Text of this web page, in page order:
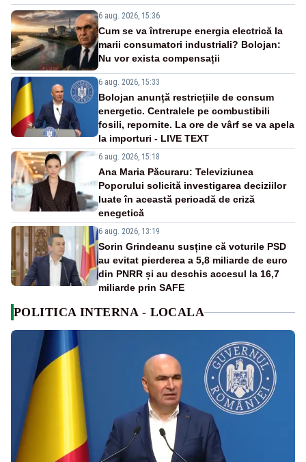
6 aug. 2026, 15:36
Cum se va întrerupe energia electrică la
marii consumatori industriali? Bolojan:
Nu vor exista compensații
6 aug. 2026, 15:33
Bolojan anunță restricțiile de consum
energetic. Centralele pe combustibili
fosili, repornite. La ore de vârf se va apela
la importuri - LIVE TEXT
6 aug. 2026, 15:18
Ana Maria Păcuraru: Televiziunea
Poporului solicită investigarea deciziilor
luate în această perioadă de criză
enegetică
6 aug. 2026, 13:19
Sorin Grindeanu susține că voturile PSD
au evitat pierderea a 5,8 miliarde de euro
din PNRR și au deschis accesul la 16,7
miliarde prin SAFE
POLITICA INTERNA - LOCALA